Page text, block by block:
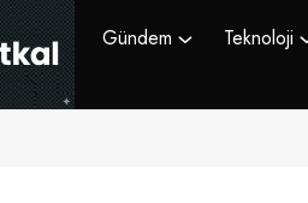
Gündem Teknoloji